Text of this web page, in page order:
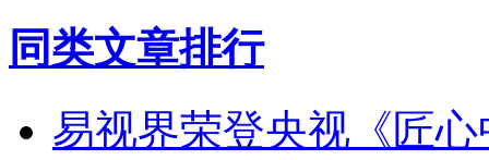
同类文章排行
易视界荣登央视《匠